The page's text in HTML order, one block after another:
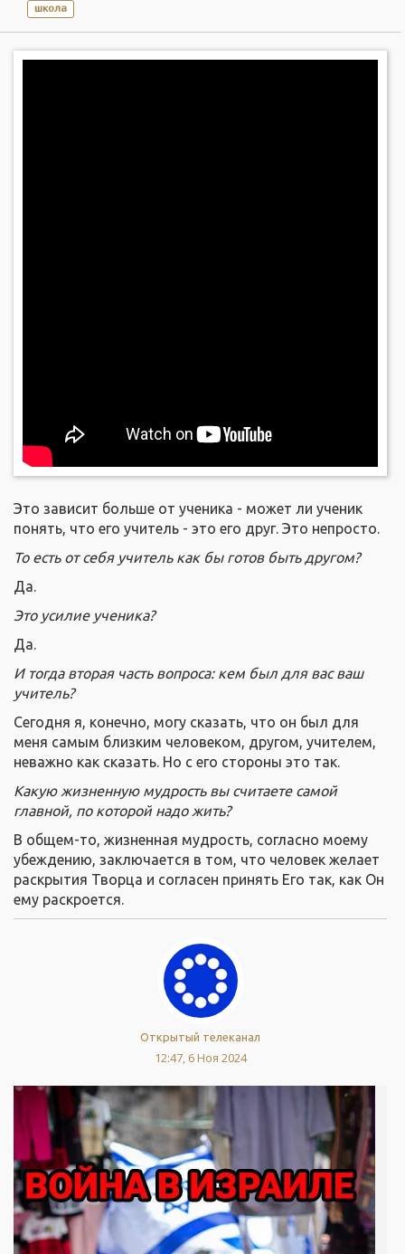
школа
Это зависит больше от ученика - может ли ученик
понять, что его учитель - это его друг. Это непросто.
То есть от себя учитель как бы готов быть другом?
Да.
Это усилие ученика?
Да.
И тогда вторая часть вопроса: кем был для вас ваш
учитель?
Сегодня я, конечно, могу сказать, что он был для
меня самым близким человеком, другом, учителем,
неважно как сказать. Но с его стороны это так.
Какую жизненную мудрость вы считаете самой
главной, по которой надо жить?
В общем-то, жизненная мудрость, согласно моему
убеждению, заключается в том, что человек желает
раскрытия Творца и согласен принять Его так, как Он
ему раскроется.
Открытый телеканал
12:47, 6 Ноя 2024